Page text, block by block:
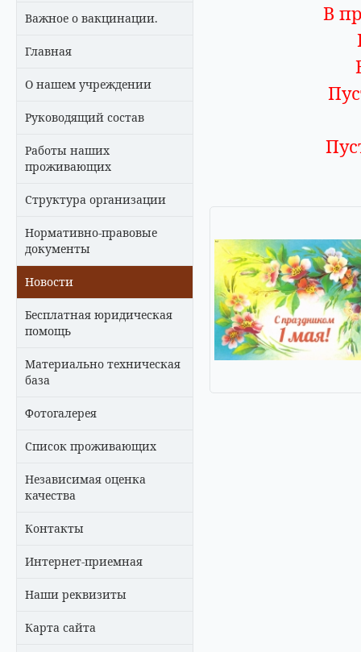
Важное о вакцинации.
Главная
О нашем учреждении
Руководящий состав
Работы наших
проживающих
Структура организации
Нормативно-правовые
документы
Новости
Бесплатная юридическая
помощь
Материально техническая
база
Фотогалерея
Список проживающих
Независимая оценка
качества
Контакты
Интернет-приемная
Наши реквизиты
Карта сайта
В